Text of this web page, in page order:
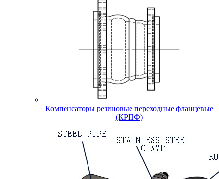
Компенсаторы резиновые переходные фланцевые
(КРПФ)